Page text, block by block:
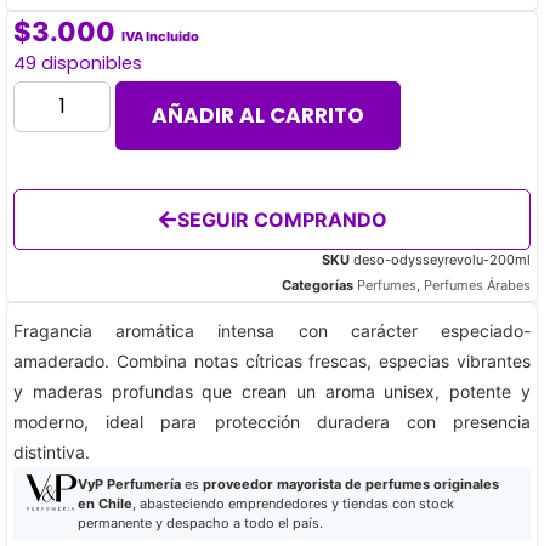
$3.000 IVA Incluido
49 disponibles
AÑADIR AL CARRITO
SEGUIR COMPRANDO
SKU deso-odysseyrevolu-200ml
Categorías Perfumes, Perfumes Árabes
Fragancia aromática intensa con carácter especiado-
amaderado. Combina notas cítricas frescas, especias vibrantes
y maderas profundas que crean un aroma unisex, potente y
moderno, ideal para protección duradera con presencia
distintiva.
VyP Perfumeríaes proveedor mayorista de perfumes originales
en Chile, abasteciendo emprendedores y tiendas con stock
permanente y despacho a todo el país.